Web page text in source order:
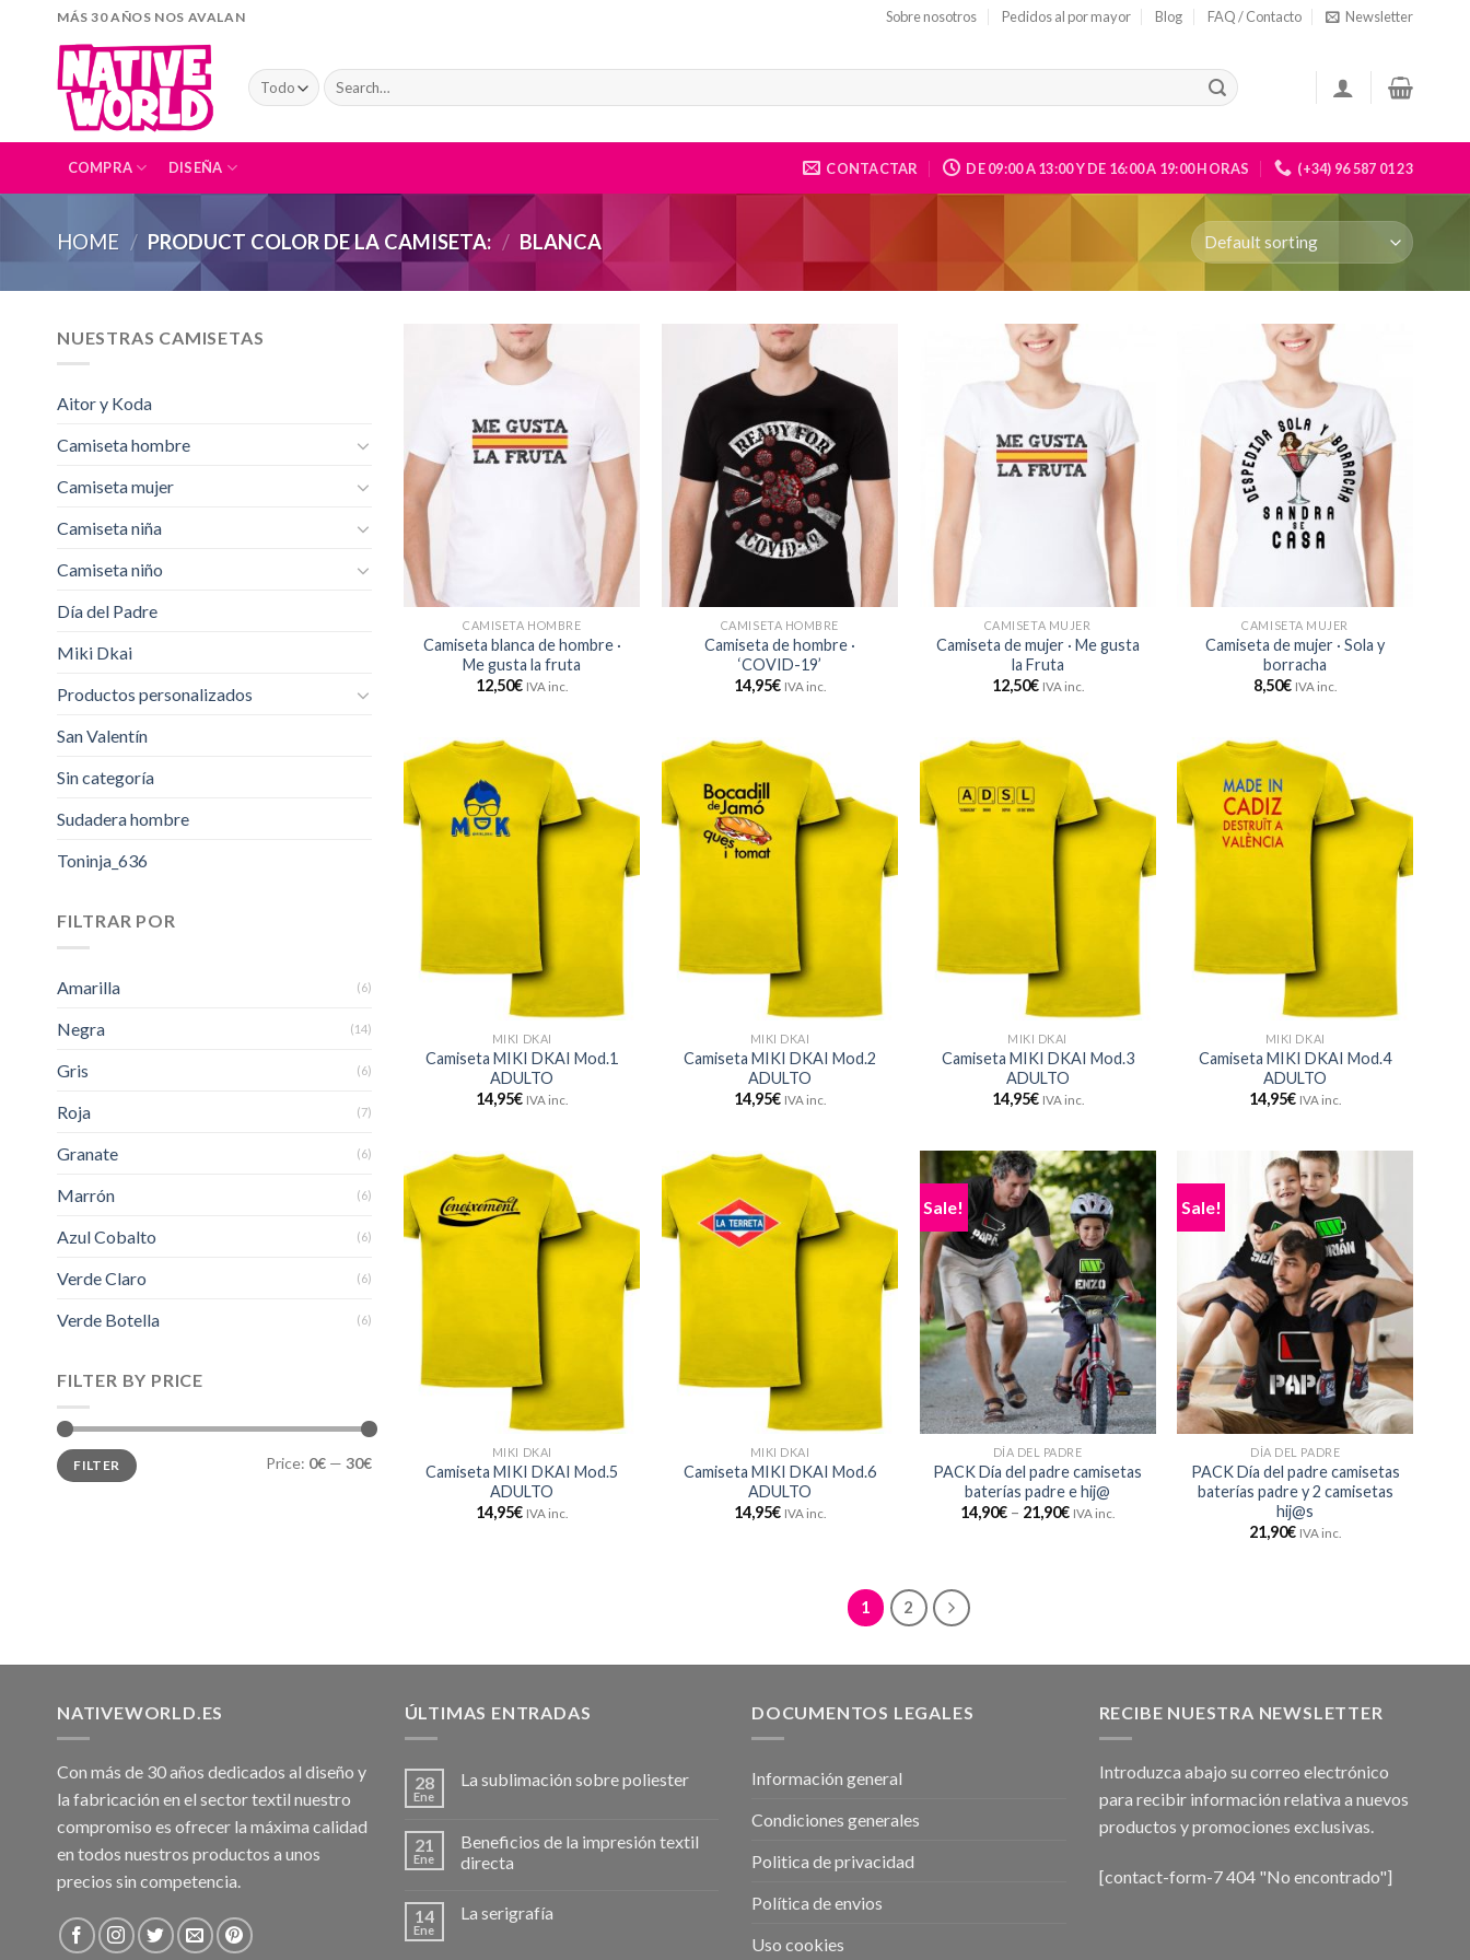
MÁS 30 AÑOS NOS AVALAN Sobre nosotros Pedidos al por mayor Blog FAQ / Contacto Newsletter
Search
for:
COMPRA DISEÑA CONTACTAR DE 09:00 A 13:00 Y DE 16:00 A 19:00 HORAS (+34) 96 587 01 23
HOME / PRODUCT COLOR DE LA CAMISETA: / BLANCA
NUESTRAS CAMISETAS
Aitor y Koda
Camiseta hombre
Camiseta mujer
Camiseta niña
Camiseta niño
Día del Padre
Miki Dkai
Productos personalizados
San Valentín
Sin categoría
Sudadera hombre
Toninja_636
FILTRAR POR
Amarilla (6)
Negra (14)
Gris (6)
Roja (7)
Granate (6)
Marrón (6)
Azul Cobalto (6)
Verde Claro (6)
Verde Botella (6)
FILTER BY PRICE
Min
price
Max
priceFILTER Price: 0€— 30€
CAMISETA HOMBRE
Camiseta blanca de hombre ·
Me gusta la fruta
12,50€ IVA inc.
CAMISETA HOMBRE
Camiseta de hombre ·
‘COVID-19’
14,95€ IVA inc.
CAMISETA MUJER
Camiseta de mujer · Me gusta
la Fruta
12,50€ IVA inc.
CAMISETA MUJER
Camiseta de mujer · Sola y
borracha
8,50€ IVA inc.
MIKI DKAI
Camiseta MIKI DKAI Mod.1
ADULTO
14,95€ IVA inc.
MIKI DKAI
Camiseta MIKI DKAI Mod.2
ADULTO
14,95€ IVA inc.
MIKI DKAI
Camiseta MIKI DKAI Mod.3
ADULTO
14,95€ IVA inc.
MIKI DKAI
Camiseta MIKI DKAI Mod.4
ADULTO
14,95€ IVA inc.
MIKI DKAI
Camiseta MIKI DKAI Mod.5
ADULTO
14,95€ IVA inc.
MIKI DKAI
Camiseta MIKI DKAI Mod.6
ADULTO
14,95€ IVA inc.
Sale!
DÍA DEL PADRE
PACK Día del padre camisetas
baterías padre e hij@
14,90€ – 21,90€ IVA inc.
Sale!
DÍA DEL PADRE
PACK Día del padre camisetas
baterías padre y 2 camisetas
hij@s
21,90€ IVA inc.
1 2
NATIVEWORLD.ES
Con más de 30 años dedicados al diseño y
la fabricación en el sector textil nuestro
compromiso es ofrecer la máxima calidad
en todos nuestros productos a unos
precios sin competencia.
ÚLTIMAS ENTRADAS
28
Ene
La sublimación sobre poliester
21
Ene
Beneficios de la impresión textil
directa
14
Ene
La serigrafía
DOCUMENTOS LEGALES
Información general
Condiciones generales
Politica de privacidad
Política de envios
Uso cookies
RECIBE NUESTRA NEWSLETTER
Introduzca abajo su correo electrónico
para recibir información relativa a nuevos
productos y promociones exclusivas.
[contact-form-7 404 "No encontrado"]